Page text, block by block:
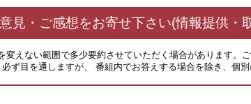
見・ご感想をお寄せ下さい(情報提供・
えない範囲で多少要約させていただく場合があります。ご
ず目を通しますが、 番組内でお答えする場合を除き、個